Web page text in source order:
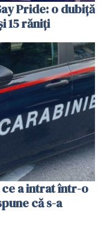
Pride: o dubiță
15 răniți
a intrat într-o
că s-a